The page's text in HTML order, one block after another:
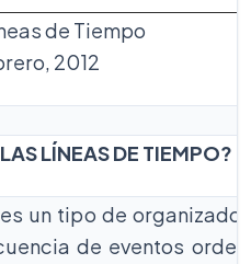
de Tiempo
2012
LÍNEAS DE TIEMPO?
un tipo de
de eventos